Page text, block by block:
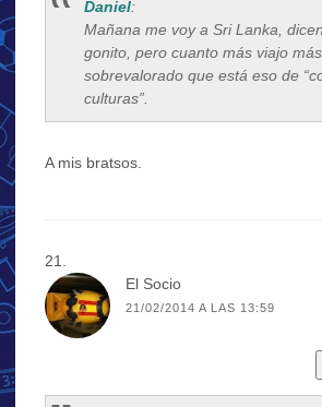
Daniel:
Mañana me voy a Sri Lanka,
gonito, pero cuanto más viajo
sobrevalorado que está eso de
culturas”.
A mis bratsos.
El Socio
21/02/2014 A LAS 13:59